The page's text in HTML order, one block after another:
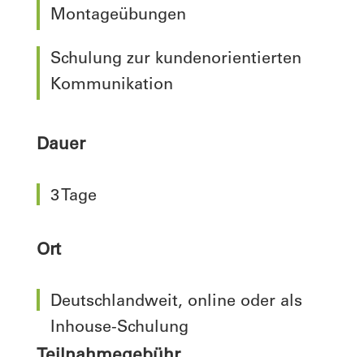
Montageübungen
Schulung zur kundenorientierten
Kommunikation
Dauer
3 Tage
Ort
Deutschlandweit, online oder als
Inhouse-Schulung